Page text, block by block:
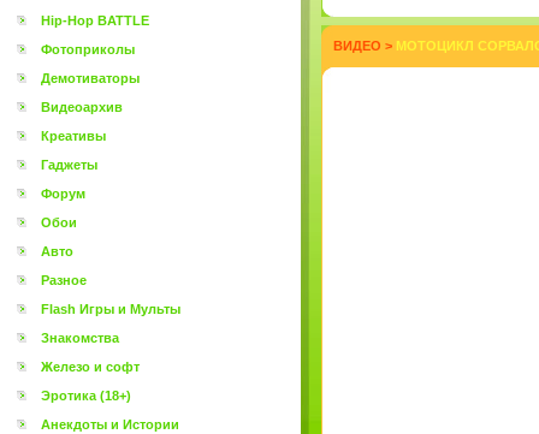
Hip-Hop BATTLE
Фотоприколы
Демотиваторы
Видеоархив
Креативы
Гаджеты
Форум
Обои
Авто
Разное
Flash Игры и Мульты
Знакомства
Железо и софт
Эротика (18+)
Анекдоты и Истории
ВИДЕО > МОТОЦИКЛ